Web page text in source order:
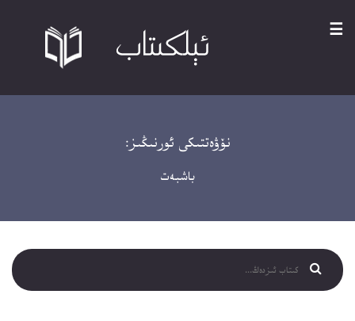
☰
نۆۋەتتىكى ئورنىڭىز:
باشبەت